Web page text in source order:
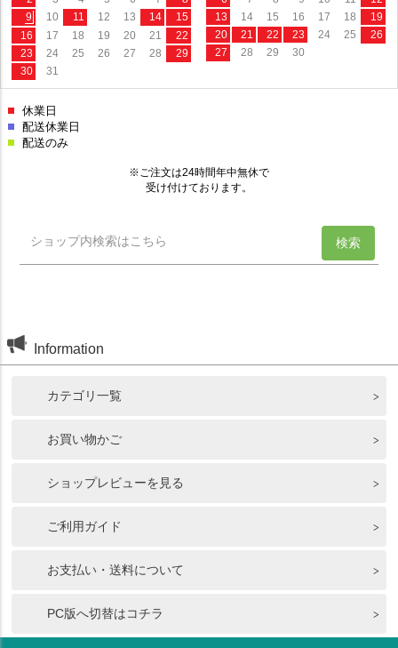
Information
カテゴリ一覧
お買い物かご
ショップレビューを見る
ご利用ガイド
お支払い・送料について
PC版へ切替はコチラ